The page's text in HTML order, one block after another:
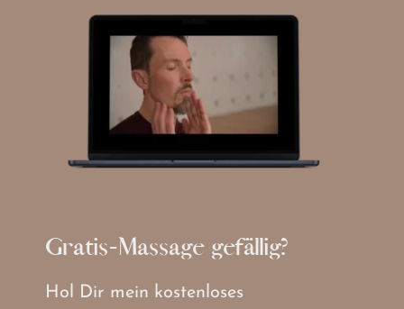
Gratis-Massage gefällig?
Hol Dir mein kostenloses